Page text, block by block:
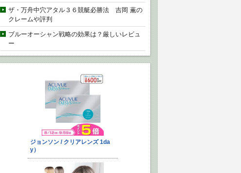
ザ・万舟中穴アタル３６競艇必勝法 吉岡 薫の
クレームや評判
ブルーオーシャン戦略の効果は？厳しいレビュ
ー